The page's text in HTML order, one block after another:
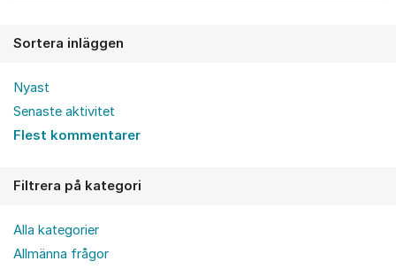
Sortera inläggen
Nyast
Senaste aktivitet
Flest kommentarer
Filtrera på kategori
Alla kategorier
Allmänna frågor